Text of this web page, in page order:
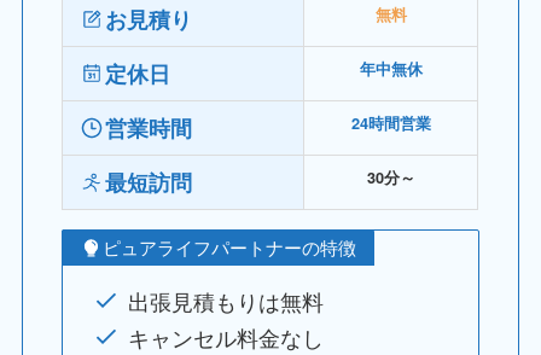
お見積り 無料
定休日 年中無休
営業時間 24時間営業
最短訪問 30分～
ピュアライフパートナーの特徴
出張見積もりは無料
キャンセル料金なし